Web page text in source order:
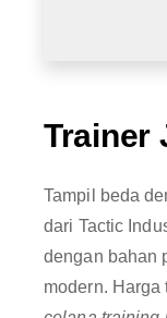
Trainer
Tampil beda
dari Tactic
dengan bahan
modern.